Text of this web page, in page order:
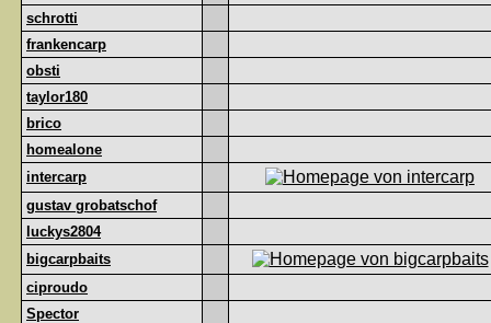
schrotti
frankencarp
obsti
taylor180
brico
homealone
intercarp
gustav grobatschof
luckys2804
bigcarpbaits
ciproudo
Spector